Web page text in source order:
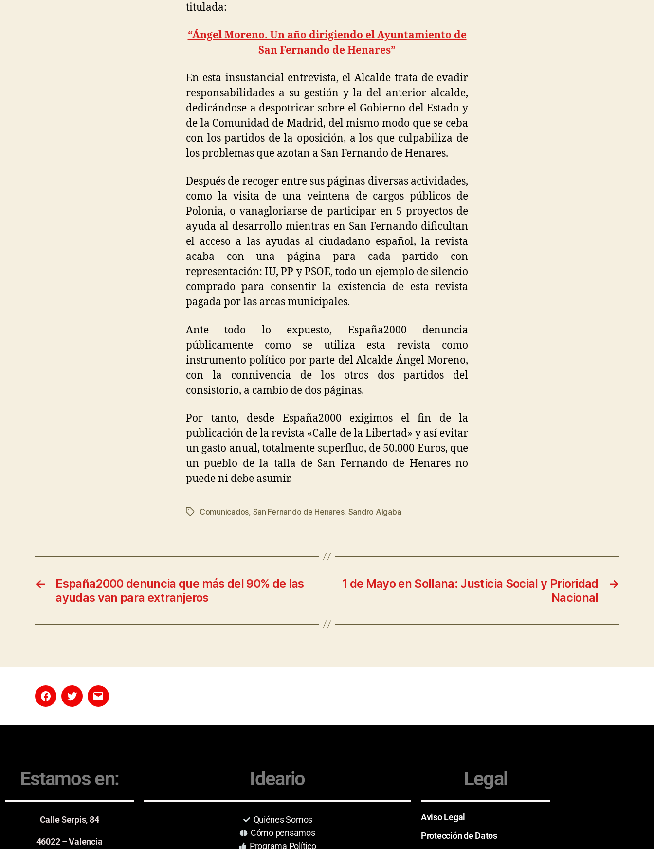
titulada:
“Ángel Moreno. Un año dirigiendo el Ayuntamiento de
San Fernando de Henares”
En esta insustancial entrevista, el Alcalde trata de evadir
responsabilidades a su gestión y la del anterior alcalde,
dedicándose a despotricar sobre el Gobierno del Estado y
de la Comunidad de Madrid, del mismo modo que se ceba
con los partidos de la oposición, a los que culpabiliza de
los problemas que azotan a San Fernando de Henares.
Después de recoger entre sus páginas diversas actividades,
como la visita de una veintena de cargos públicos de
Polonia, o vanagloriarse de participar en 5 proyectos de
ayuda al desarrollo mientras en San Fernando dificultan
el acceso a las ayudas al ciudadano español, la revista
acaba con una página para cada partido con
representación: IU, PP y PSOE, todo un ejemplo de silencio
comprado para consentir la existencia de esta revista
pagada por las arcas municipales.
Ante todo lo expuesto, España2000 denuncia
públicamente como se utiliza esta revista como
instrumento político por parte del Alcalde Ángel Moreno,
con la connivencia de los otros dos partidos del
consistorio, a cambio de dos páginas.
Por tanto, desde España2000 exigimos el fin de la
publicación de la revista «Calle de la Libertad» y así evitar
un gasto anual, totalmente superfluo, de 50.000 Euros, que
un pueblo de la talla de San Fernando de Henares no
puede ni debe asumir.
Comunicados, San Fernando de Henares, Sandro Algaba
←
España2000 denuncia que más del 90% de las
ayudas van para extranjeros
→
1 de Mayo en Sollana: Justicia Social y Prioridad
Nacional
Estamos en:
Calle Serpis, 84
46022 – Valencia
Ideario
Quiénes Somos
Cómo pensamos
Programa Político
Legal
Aviso Legal
Protección de Datos